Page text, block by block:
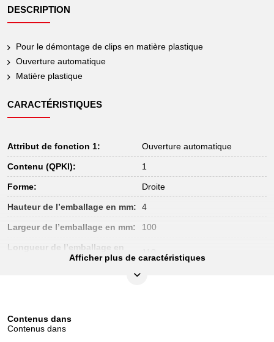
DESCRIPTION
Pour le démontage de clips en matière plastique
Ouverture automatique
Matière plastique
CARACTÉRISTIQUES
Attribut de fonction 1: Ouverture automatique
Contenu (QPKI): 1
Forme: Droite
Hauteur de l’emballage en mm: 4
Largeur de l’emballage en mm: 100
Longueur de l’emballage en
Ouverture A en mm:
Afficher plus de caractéristiques
Contenus dans
Contenus dans